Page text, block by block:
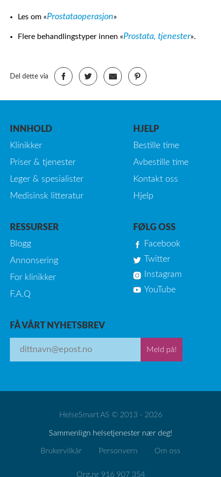
Les om «Prostataoperasjon»
Flere behandlingstyper innen «Prostata, tjenester».
Del dette via
INNHOLD
Klinikker
Priser & tjenester
Leger & spesialister
Medisinsk litteratur
HJELP
Bestille time
Avbestille time
Kontakt oss
Hjelp
RESSURSER
Blogg
Annonsering
For klinikker
F.A.Q
FØLG OSS
Facebook
Twitter
Instagram
YouTube
FÅ VÅRT NYHETSBREV
Meld på!
HelseSmart AS © 2013 - 2026
Sammenlign helsetjenester nær deg!
Brukervilkår Personvern Om oss
Org.nr 916 907 354